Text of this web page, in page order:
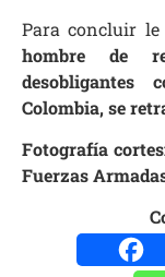
Para concluir le
hombre de
desobligantes
Colombia, se
Fotografía
Fuerzas